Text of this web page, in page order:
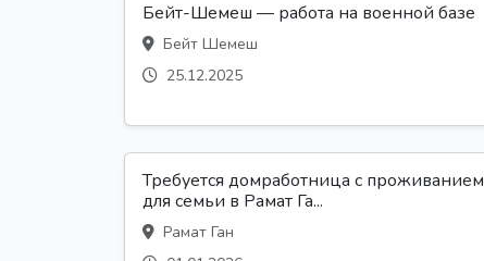
Бейт-Шемеш — работа на военной базе
Бейт Шемеш
25.12.2025
Требуется домработница с проживанием
для семьи в Рамат Га...
Рамат Ган